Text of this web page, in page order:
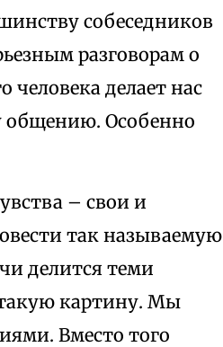
собеседников
разговорам о
делает нас
общению. Особенно
– свои и
так называемую
делится теми
картину. Мы
Вместо того